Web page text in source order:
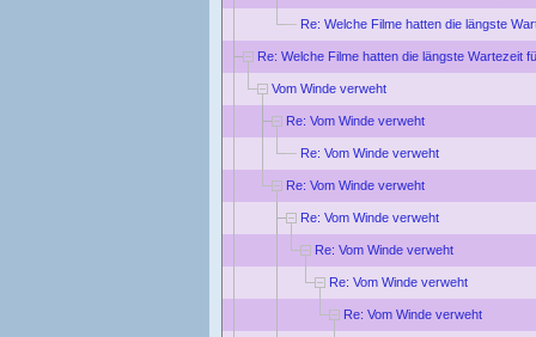
Re: Welche Filme hatten die längste
Re: Welche Filme hatten die längste Wartezeit
Vom Winde verweht
Re: Vom Winde verweht
Re: Vom Winde verweht
Re: Vom Winde verweht
Re: Vom Winde verweht
Re: Vom Winde verweht
Re: Vom Winde verweht
Re: Vom Winde verweht